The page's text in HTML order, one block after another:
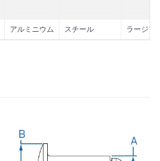
アルミニウム スチール ラージフ